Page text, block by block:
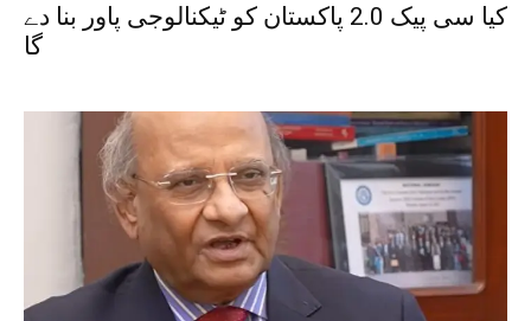
کیا سی پیک 2.0 پاکستان کو ٹیکنالوجی پاور بنا دے
گا